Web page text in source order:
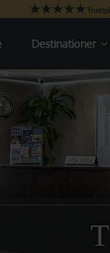
Destinationer
Oplev Kenya
Rejser til Kenya
Tanzania
Oplev Tanzania
Rejser til Tanzania
Uganda